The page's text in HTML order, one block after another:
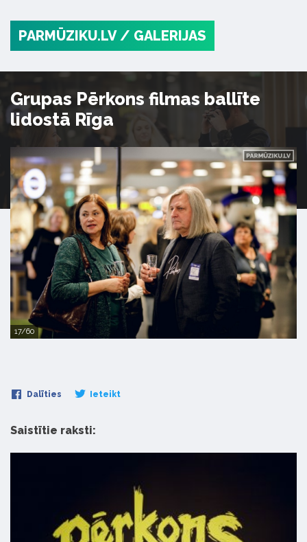
PARMŪZIKU.LV / GALERIJAS
Grupas Pērkons filmas ballīte
lidostā Rīga
17/60
Dalīties Ieteikt
Saistītie raksti: